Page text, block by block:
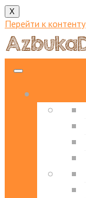
X
Перейти к контенту